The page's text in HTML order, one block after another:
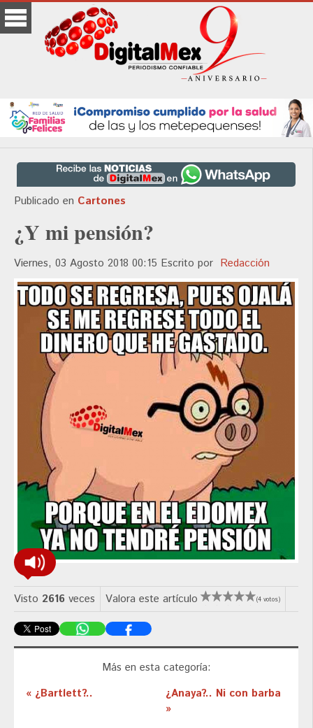
Publicado en Cartones
¿Y mi pensión?
Viernes, 03 Agosto 2018 00:15 Escrito por Redacción
Visto 2616 veces Valora este artículo (4 votos)
Más en esta categoría:
« ¿Bartlett?..
¿Anaya?.. Ni con barba
»